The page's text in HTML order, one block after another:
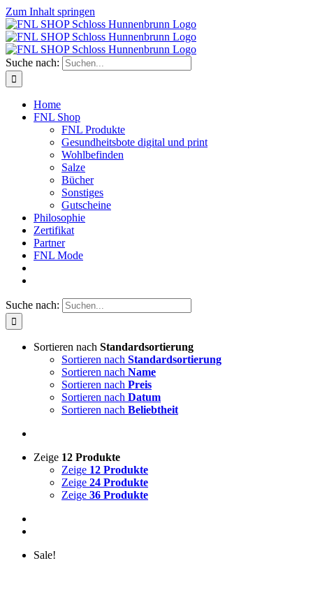
Zum Inhalt springen
Suche nach:
Home
FNL Shop
FNL Produkte
Gesundheitsbote digital und print
Wohlbefinden
Salze
Bücher
Sonstiges
Gutscheine
Philosophie
Zertifikat
Partner
FNL Mode
Suche nach:
Sortieren nach Standardsortierung
Sortieren nach Standardsortierung
Sortieren nach Name
Sortieren nach Preis
Sortieren nach Datum
Sortieren nach Beliebtheit
Zeige 12 Produkte
Zeige 12 Produkte
Zeige 24 Produkte
Zeige 36 Produkte
Sale!